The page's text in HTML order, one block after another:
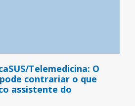
Telemedicina: O
contrariar o que
assistente do